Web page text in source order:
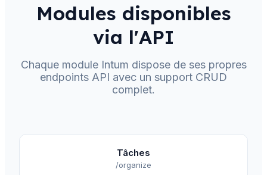
Modules disponibles
via l'API
Chaque module Intum dispose de ses propres
endpoints API avec un support CRUD
complet.
Tâches
/organize